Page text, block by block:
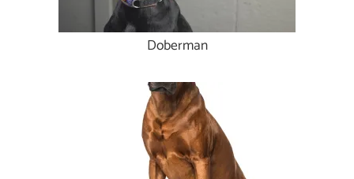
Doberman